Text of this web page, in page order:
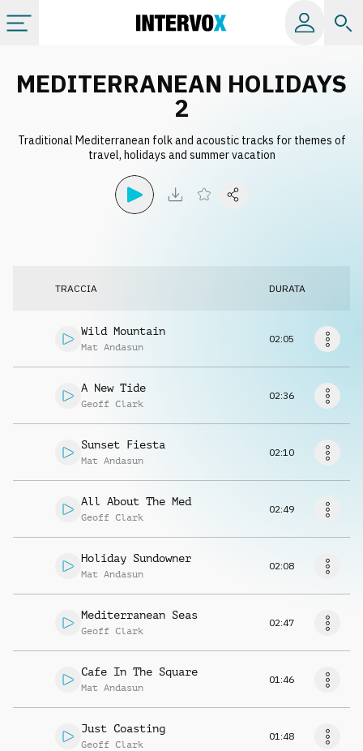
Richiedi musica
MEDITERRANEAN HOLIDAYS
2
Traditional Mediterranean folk and acoustic tracks for themes of
travel, holidays and summer vacation
TRACCIA DURATA
Wild Mountain
Mat Andasun
02:05
A New Tide
Geoff Clark
02:36
Sunset Fiesta
Mat Andasun
02:10
All About The Med
Geoff Clark
02:49
Holiday Sundowner
Mat Andasun
02:08
Mediterranean Seas
Geoff Clark
02:47
Cafe In The Square
Mat Andasun
01:46
Just Coasting
Geoff Clark
01:48